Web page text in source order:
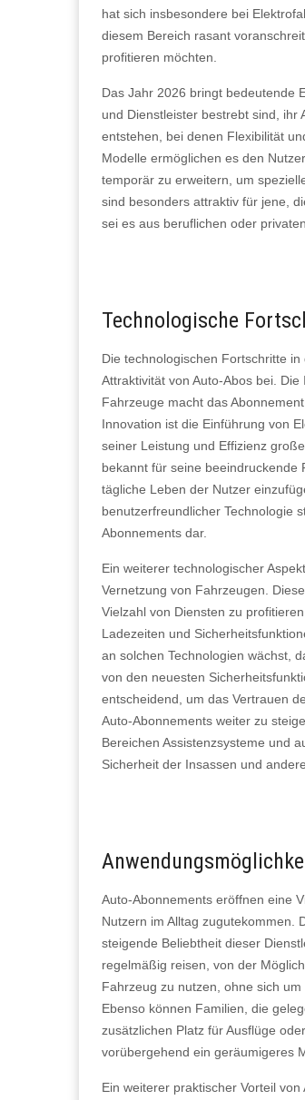
hat sich insbesondere bei
diesem Bereich rasant
profitieren möchten.
Das Jahr 2026 bringt bedeutende
und Dienstleister bestrebt sind, ihr
entstehen, bei denen Flexibilität
Modelle ermöglichen es den
temporär zu erweitern, um
sind besonders attraktiv für jene,
sei es aus beruflichen oder
Technologische
Die technologischen Fortschritte
Attraktivität von Auto-Abos bei.
Fahrzeuge macht das
Innovation ist die Einführung von
seiner Leistung und Effizienz
bekannt für seine beeindruckende
tägliche Leben der Nutzer
benutzerfreundlicher Technologie
Abonnements dar.
Ein weiterer technologischer
Vernetzung von Fahrzeugen.
Vielzahl von Diensten zu
Ladezeiten und
an solchen Technologien wächst,
von den neuesten
entscheidend, um das Vertrauen
Auto-Abonnements weiter zu
Bereichen Assistenzsysteme und
Sicherheit der Insassen und
Auto-Abonnements eröffnen eine
Nutzern im Alltag zugutekommen.
steigende Beliebtheit dieser
regelmäßig reisen, von der
Fahrzeug zu nutzen, ohne sich
Ebenso können Familien, die
zusätzlichen Platz für Ausflüge
vorübergehend ein geräumigeres
Ein weiterer praktischer Vorteil